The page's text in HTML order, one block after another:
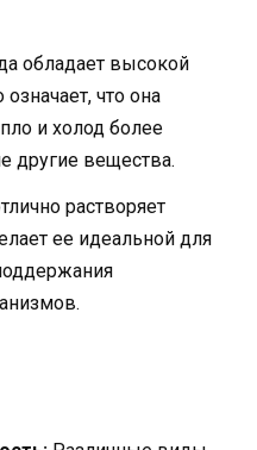
обладает высокой
что она
и холод более
другие вещества.
растворяет
ее идеальной для